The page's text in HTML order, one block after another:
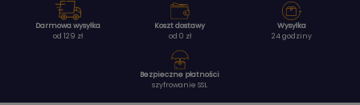
Darmowa wysyłka
od 129 zł
Koszt dostawy
od 0 zł
Wysyłka
24 godziny
Bezpieczne płatności
szyfrowanie SSL